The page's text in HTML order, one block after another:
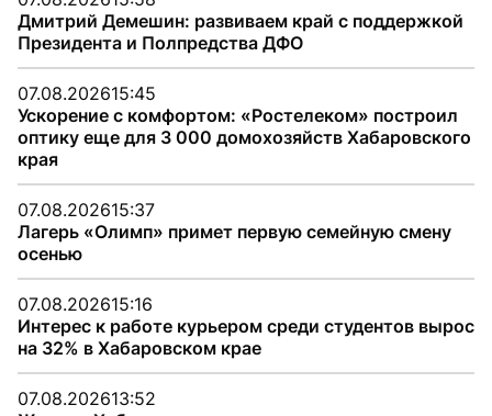
Дмитрий Демешин: развиваем край с поддержкой
Президента и Полпредства ДФО
07.08.202615:45
Ускорение с комфортом: «Ростелеком» построил
оптику еще для 3 000 домохозяйств Хабаровского
края
07.08.202615:37
Лагерь «Олимп» примет первую семейную смену
осенью
07.08.202615:16
Интерес к работе курьером среди студентов вырос
на 32% в Хабаровском крае
07.08.202613:52